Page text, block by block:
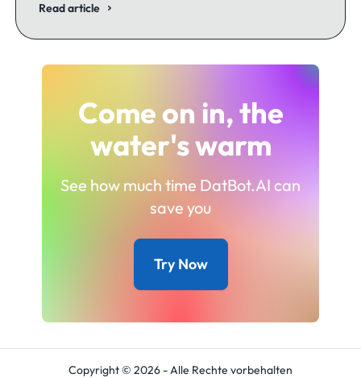
Read article
Come on in, the
water's warm
See how much time DatBot.AI can
save you
Try Now
Copyright © 2026 - Alle Rechte vorbehalten